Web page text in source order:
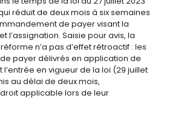
réduit de deux mois à six semaines
de payer visant la
l’assignation. Saisie pour avis, la
n’a pas d’effet rétroactif : les
payer délivrés en application de
en vigueur de la loi (29 juillet
au délai de deux mois,
applicable lors de leur